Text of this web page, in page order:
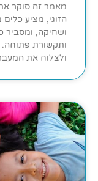
מאמר זה סוקר
הזוגי, מציע
ושחיקה, ומסביר
ותקשורת
ולצלוח את